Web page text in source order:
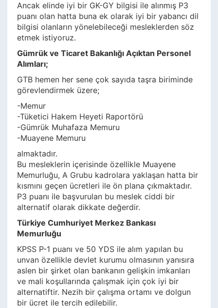
Ancak elinde iyi bir GK-GY bilgisi ile alınmış P3
puanı olan hatta buna ek olarak iyi bir yabancı dil
bilgisi olanların yönelebileceği mesleklerden söz
etmek istiyoruz.
Gümrük ve Ticaret Bakanlığı Açıktan Personel
Alımları;
GTB hemen her sene çok sayıda taşra biriminde
görevlendirmek üzere;
-Memur
-Tüketici Hakem Heyeti Raportörü
-Gümrük Muhafaza Memuru
-Muayene Memuru
almaktadır.
Bu mesleklerin içerisinde özellikle Muayene
Memurluğu, A Grubu kadrolara yaklaşan hatta bir
kısmını geçen ücretleri ile ön plana çıkmaktadır.
P3 puanı ile başvurulan bu meslek ciddi bir
alternatif olarak dikkate değerdir.
Türkiye Cumhuriyet Merkez Bankası
Memurluğu
KPSS P-1 puanı ve 50 YDS ile alım yapılan bu
unvan özellikle devlet kurumu olmasının yanısıra
aslen bir şirket olan bankanın gelişkin imkanları
ve mali koşullarında çalışmak için çok iyi bir
alternatiftir. Nezih bir çalışma ortamı ve dolgun
bir ücret ile tercih edilebilir.